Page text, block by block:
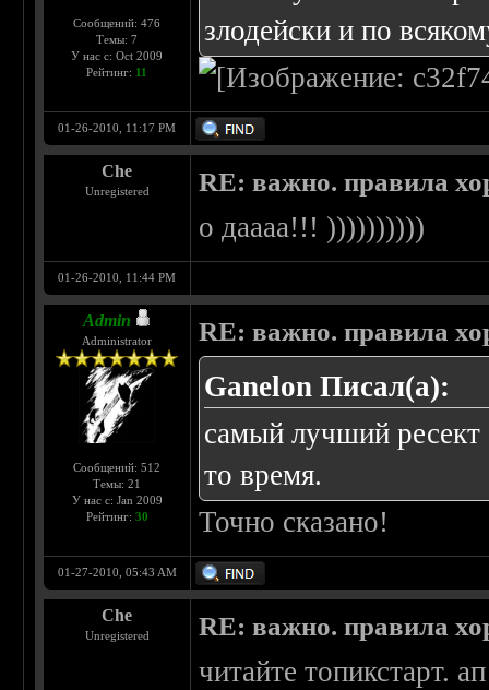
Сообщений: 476
Темы: 7
У нас с: Oct 2009
Рейтинг: 11
злодейски и по
01-26-2010, 11:17 PM
Che
Unregistered RE: важно. правила
о даааа!!! ))))))))))
01-26-2010, 11:44 PM
Admin
Administrator
Сообщений: 512
Темы: 21
У нас с: Jan 2009
Рейтинг: 30
RE: важно. правила
Ganelon Писал(а):
самый лучший ресект
то время.
Точно сказано!
01-27-2010, 05:43 AM
Che
Unregistered RE: важно. правила
читайте топикстарт.